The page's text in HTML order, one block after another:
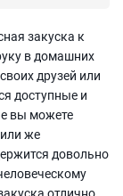
закуска к
в домашних
друзей или
доступные и
вы можете
же
довольно